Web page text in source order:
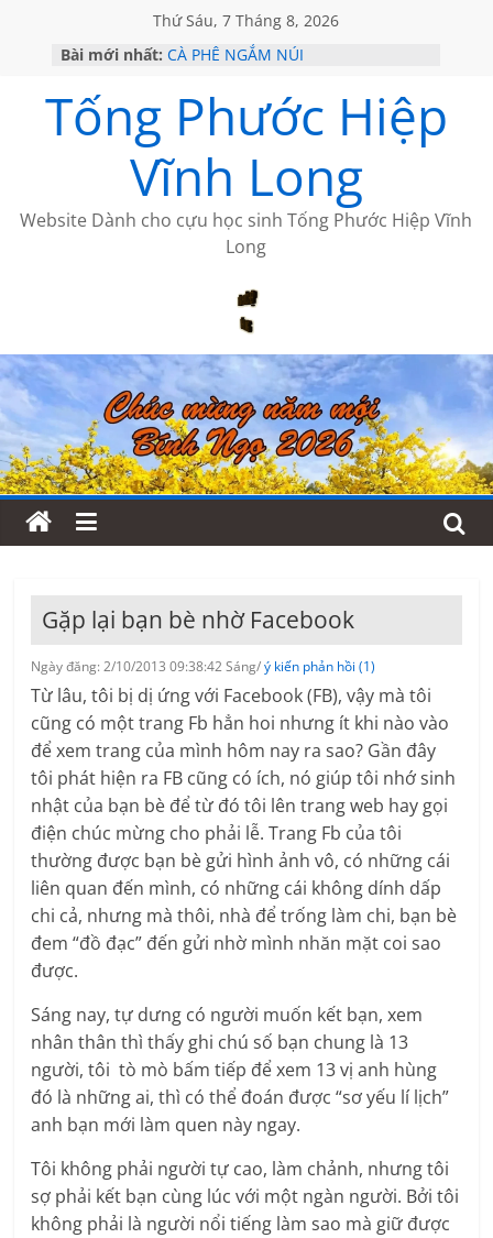
Thứ Sáu, 7 Tháng 8, 2026
Bài mới nhất: CÀ PHÊ NGẮM NÚI
HỌC SỬ HỒI XƯA
MỘT ĐỜI ĐI QUA NHỮNG TRANG
SÁCH
BẤT CHỢT CỦA CHÂU LỆ DUNG
Tống Phước Hiệp
Vĩnh Long
Website Dành cho cựu học sinh Tống Phước Hiệp Vĩnh
Long
Gặp lại bạn bè nhờ Facebook
Ngày đăng: 2/10/2013 09:38:42 Sáng/ý kiến phản hồi (1)
Từ lâu, tôi bị dị ứng với Facebook (FB), vậy mà tôi
cũng có một trang Fb hẳn hoi nhưng ít khi nào vào
để xem trang của mình hôm nay ra sao? Gần đây
tôi phát hiện ra FB cũng có ích, nó giúp tôi nhớ sinh
nhật của bạn bè để từ đó tôi lên trang web hay gọi
điện chúc mừng cho phải lễ. Trang Fb của tôi
thường được bạn bè gửi hình ảnh vô, có những cái
liên quan đến mình, có những cái không dính dấp
chi cả, nhưng mà thôi, nhà để trống làm chi, bạn bè
đem “đồ đạc” đến gửi nhờ mình nhăn mặt coi sao
được.
Sáng nay, tự dưng có người muốn kết bạn, xem
nhân thân thì thấy ghi chú số bạn chung là 13
người, tôi tò mò bấm tiếp để xem 13 vị anh hùng
đó là những ai, thì có thể đoán được “sơ yếu lí lịch”
anh bạn mới làm quen này ngay.
Tôi không phải người tự cao, làm chảnh, nhưng tôi
sợ phải kết bạn cùng lúc với một ngàn người. Bởi tôi
không phải là người nổi tiếng làm sao mà giữ được